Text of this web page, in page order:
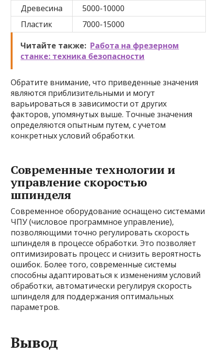
Древесина
5000-10000
Пластик
7000-15000
Читайте также: Работа на фрезерном
станке: техника безопасности
Обратите внимание, что приведенные значения
являются приблизительными и могут
варьироваться в зависимости от других
факторов, упомянутых выше. Точные значения
определяются опытным путем, с учетом
конкретных условий обработки.
Современные технологии и
управление скоростью
шпинделя
Современное оборудование оснащено системами
ЧПУ (числовое программное управление),
позволяющими точно регулировать скорость
шпинделя в процессе обработки. Это позволяет
оптимизировать процесс и снизить вероятность
ошибок. Более того, современные системы
способны адаптироваться к изменениям условий
обработки, автоматически регулируя скорость
шпинделя для поддержания оптимальных
параметров.
Вывод